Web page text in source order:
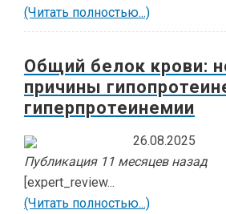
(Читать полностью...)
Общий белок крови:
причины
гиперпротеинемии
26.08.2025
Публикация 11 месяцев назад
[expert_review...
(Читать полностью...)